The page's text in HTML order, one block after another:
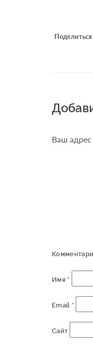
Ваш адрес
Имя *
Email *
Сайт